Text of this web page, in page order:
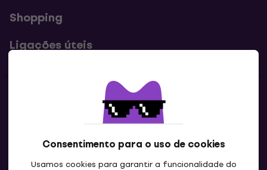
Consentimento para o uso de cookies
Usamos cookies para garantir a funcionalidade do
Shopping
Ligações úteis
Contatos
Contacta-nos